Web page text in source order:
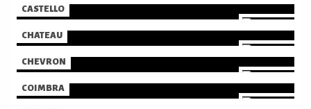
CASTELLO
CHATEAU
CHEVRON
COIMBRA